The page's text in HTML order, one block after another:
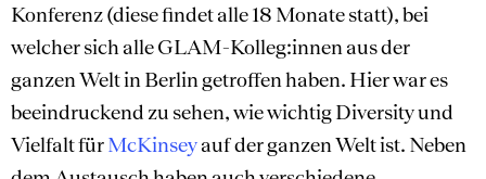
Konferenz (diese findet alle 18 Monate statt), bei
welcher sich alle GLAM-Kolleg:innen aus der
ganzen Welt in Berlin getroffen haben. Hier war es
beeindruckend zu sehen, wie wichtig Diversity und
Vielfalt fürMcKinseyauf der ganzen Welt ist. Neben